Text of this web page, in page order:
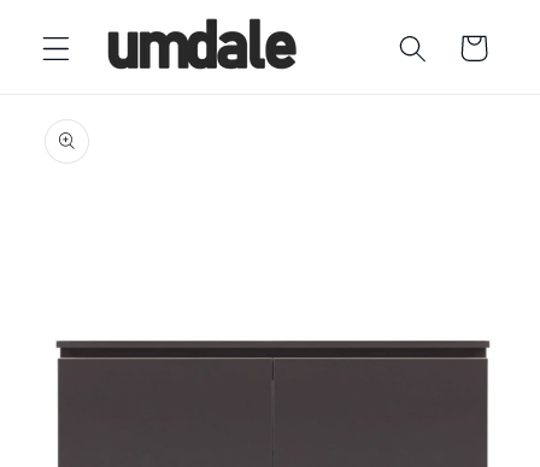
directamente
al contenido
Carrito
a la
información